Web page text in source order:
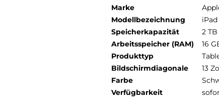
Marke
Modellbezeichnung
iPad
Speicherkapazität
2 TB
Arbeitsspeicher (RAM)
16
Produkttyp
Bildschirmdiagonale
13
Farbe
Verfügbarkeit